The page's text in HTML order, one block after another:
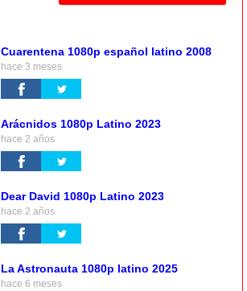
Cuarentena 1080p español latino 2008
hace 3 meses
Arácnidos 1080p Latino 2023
hace 2 años
Dear David 1080p Latino 2023
hace 2 años
La Astronauta 1080p latino 2025
hace 6 meses